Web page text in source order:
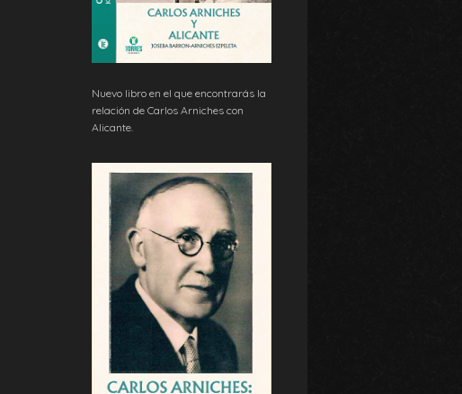
Nuevo libro en el que encontrarás la
relación de Carlos Arniches con
Alicante.